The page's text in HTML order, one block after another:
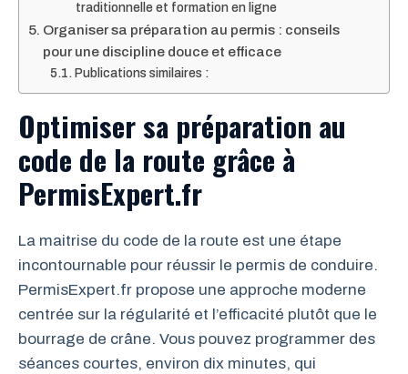
traditionnelle et formation en ligne
Organiser sa préparation au permis : conseils
pour une discipline douce et efficace
Publications similaires :
Optimiser sa préparation au
code de la route grâce à
PermisExpert.fr
La maitrise du code de la route est une étape
incontournable pour réussir le permis de conduire.
PermisExpert.fr propose une approche moderne
centrée sur la régularité et l’efficacité plutôt que le
bourrage de crâne. Vous pouvez programmer des
séances courtes, environ dix minutes, qui